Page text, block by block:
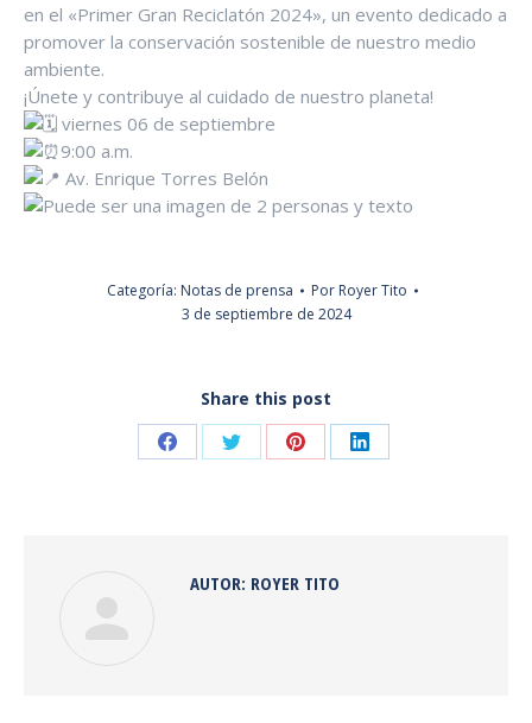
en el «Primer Gran Reciclatón 2024», un evento dedicado a
promover la conservación sostenible de nuestro medio
ambiente.
¡Únete y contribuye al cuidado de nuestro planeta!
viernes 06 de septiembre
9:00 a.m.
Av. Enrique Torres Belón
Categoría: Notas de prensa Por Royer Tito
3 de septiembre de 2024
Share this post
Share Share Share Share
AUTOR: ROYER TITO